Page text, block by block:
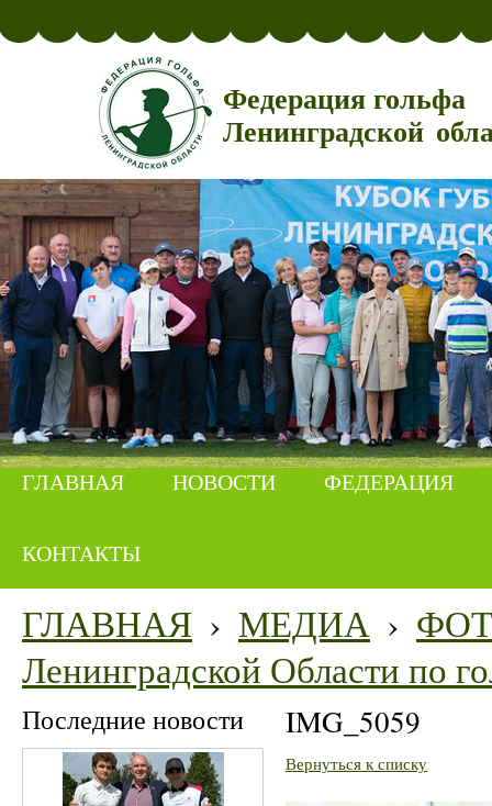
Федерация гольфа
Ленинградской
ГЛАВНАЯ НОВОСТИ ФЕДЕРАЦИЯ
КОНТАКТЫ
ГЛАВНАЯ › МЕДИА ›
Ленинградской Области по
Последние новости IMG_5059
Вернуться к списку